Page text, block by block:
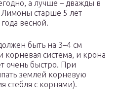
а лучше – дважды в
старше 5 лет
весной.
быть на 3–4 см
система, и крона
очень быстро. При
землей корневую
стебля с корнями).